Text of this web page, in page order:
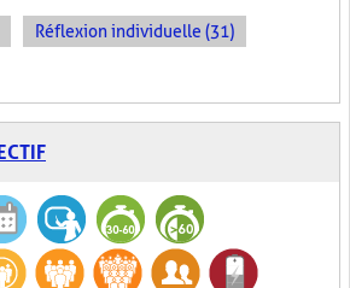
Réflexion individuelle (31)